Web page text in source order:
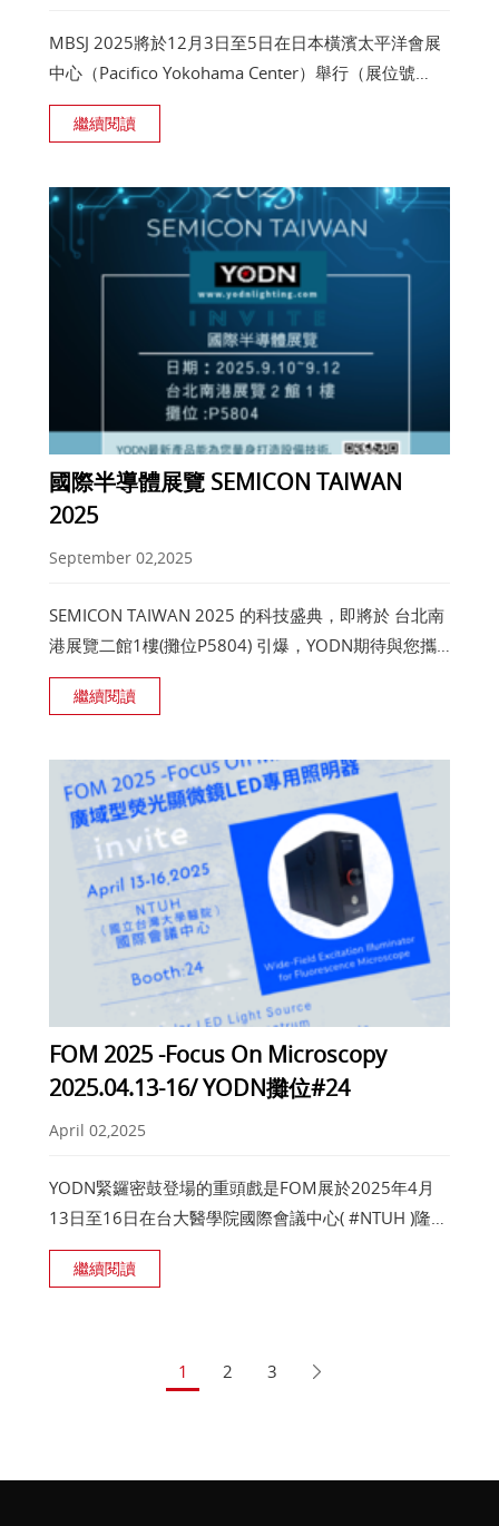
MBSJ 2025將於12月3日至5日在日本橫濱太平洋會展
中心（Pacifico Yokohama Center）舉行（展位號
20）。 YODN期待你的光臨，共創商機！
繼續閱讀
國際半導體展覽 SEMICON TAIWAN
2025
September 02,2025
SEMICON TAIWAN 2025 的科技盛典，即將於 台北南
港展覽二館1樓(攤位P5804) 引爆，YODN期待與您攜
手共同開創合作商機!!!
繼續閱讀
FOM 2025 -Focus On Microscopy
2025.04.13-16/ YODN攤位#24
April 02,2025
YODN緊鑼密鼓登場的重頭戲是FOM展於2025年4月
13日至16日在台大醫學院國際會議中心( #NTUH )隆重
開展…，。 歡迎各位好朋友們親臨YDON展位#24交
流，我們不見不散
繼續閱讀
1 2 3